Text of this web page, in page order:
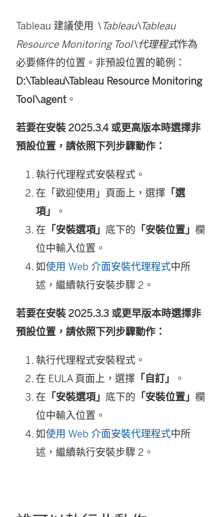
Tableau 建議使用 \Tableau\Tableau
Resource Monitoring Tool\代理程式作為
必要條件的位置。非預設位置的範例：
D:\Tableau\Tableau Resource Monitoring
Tool\agent。
若要在安裝 2025.3.4 或更高版本時選擇非
預設位置，請依照下列步驟動作：
執行代理程式安裝程式。
在「歡迎使用」頁面上，選擇 「選
項」
。
在 「安裝選項」 底下的 「安裝位置」 欄
位中輸入位置。
如使用 Web 介面安裝代理程式中所
述，繼續執行安裝步驟 2。
若要在安裝 2025.3.3 或更早版本時選擇非
預設位置，請依照下列步驟動作：
執行代理程式安裝程式。
在 EULA 頁面上，選擇 「自訂」
。
在 「安裝選項」 底下的 「安裝位置」 欄
位中輸入位置。
如使用 Web 介面安裝代理程式中所
述，繼續執行安裝步驟 2。